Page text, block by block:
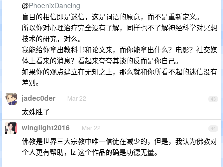
@PhoenixDancing
盲目的相信即是迷信，这是词语的原意，而不是重新定义。
所以你对心理治疗完全没有了解，同样也不了解神经科学对冥想
技术的研究，对么。
我能给你拿出教科书和论文来，而你能拿出什么？电影？社交媒
体上看来的消息？看起来夸夸其谈的反而是你自己。
如果你的观点建立在无知之上，那么就和你所看不起的迷信没有
差别。
43
jadec0der Mar 22
太殊胜了
44
winglight2016 Mar 22
佛教是世界三大宗教中唯一信徒在减少的，但是，我认为佛教对
个人更有帮助，lz 这个作品的确是功德无量。